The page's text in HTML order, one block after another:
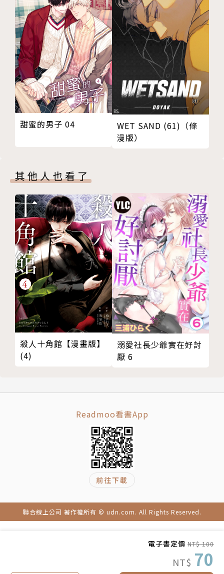
電子書定價 NT$ 100
NT$ 70
甜蜜的男子 04
WET SAND (61)（條
漫版）
其他人也看了
殺人十角館【漫畫版】
(4)
溺愛社長少爺實在好討
厭 6
Readmoo看書App
前往下載
聯合線上公司 著作權所有 © udn.com. All Rights Reserved.